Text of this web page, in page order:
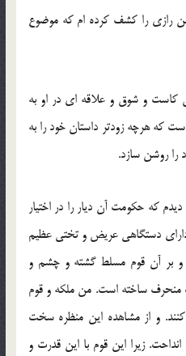
من رازی را كشف كرده ام كه موضوع
كاست و شوق و علاقه ای در او به
كه هرچه زودتر داستان خود را به
را روشن سازد.
كه حكومت آن دیار را در اختیار
دارای دستگاهی عریض و تختی عظیم
و بر آن قوم مسلط گشته و چشم و
منحرف ساخته است. من ملكه و قوم
و از مشاهده این منظره سخت
زیرا این قوم با این قدرت و